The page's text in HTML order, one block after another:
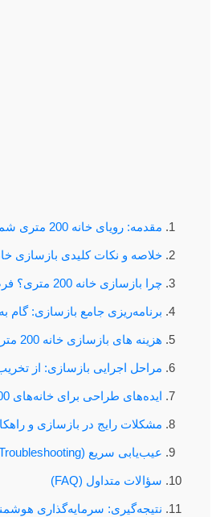
مقدمه: رویای خانه 200 متری شما
خلاصه و نکات کلیدی بازسازی خانه 200
چرا بازسازی خانه 200 متری؟ فرصت‌ها و چالش‌ها
برنامه‌ریزی جامع بازسازی: گام
هزینه‌ های بازسازی خانه 200 متری: تفکیک و برأورد
مراحل اجرایی بازسازی: از
ایده‌های طراحی برای خانه‌های 200 متری
مشکلات رایج در بازسازی و
عیب‌یابی سریع (Troubleshooting)
سؤالات متداول (FAQ)
نتیجه‌گیری: سرمایه‌گذاری